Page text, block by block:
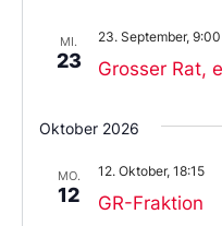
MI.
23 Grosser Rat,
23. September, 9:00
Oktober 2026
MO.
12 GR-Fraktion
12. Oktober, 18:15